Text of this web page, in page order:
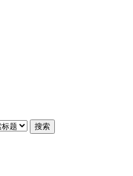
搜索